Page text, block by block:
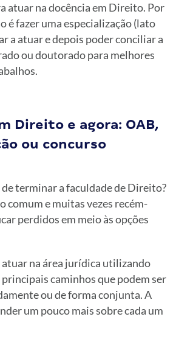
atuar na docência em Direito. Por
é fazer uma especialização (lato
a atuar e depois poder conciliar a
ou doutorado para melhores
Direito e agora: OAB,
ou concurso
terminar a faculdade de Direito?
comum e muitas vezes recém-
perdidos em meio às opções
atuar na área jurídica utilizando
caminhos que podem ser
ou de forma conjunta. A
um pouco mais sobre cada um